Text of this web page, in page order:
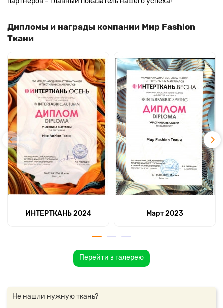
Дипломы и награды компании Мир Fashion
Ткани
ИНТЕРТКАНЬ 2024 Март 2023
Перейти в галерею
Не нашли нужную ткань?